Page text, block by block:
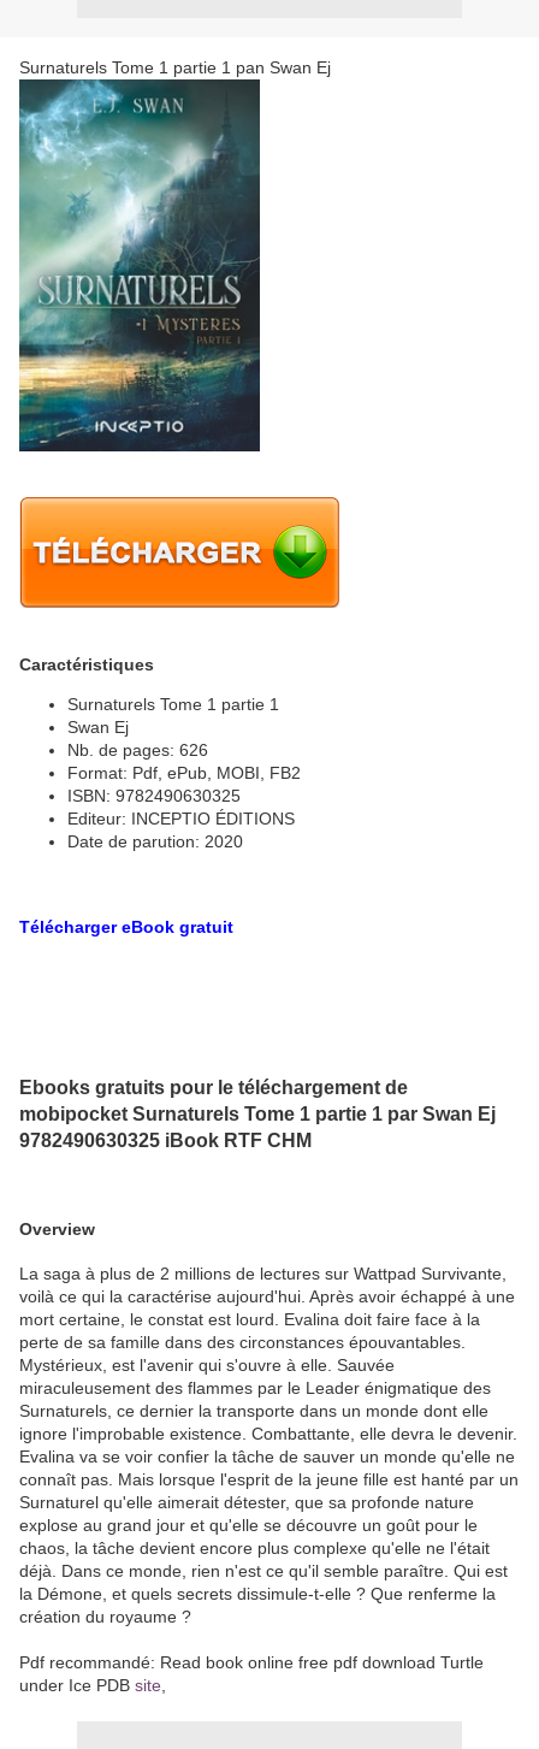
Surnaturels Tome 1 partie 1 pan Swan Ej
Caractéristiques
Surnaturels Tome 1 partie 1
Swan Ej
Nb. de pages: 626
Format: Pdf, ePub, MOBI, FB2
ISBN: 9782490630325
Editeur: INCEPTIO ÉDITIONS
Date de parution: 2020
Télécharger eBook gratuit
Ebooks gratuits pour le téléchargement de
mobipocket Surnaturels Tome 1 partie 1 par Swan Ej
9782490630325 iBook RTF CHM
Overview
La saga à plus de 2 millions de lectures sur Wattpad Survivante,
voilà ce qui la caractérise aujourd'hui. Après avoir échappé à une
mort certaine, le constat est lourd. Evalina doit faire face à la
perte de sa famille dans des circonstances épouvantables.
Mystérieux, est l'avenir qui s'ouvre à elle. Sauvée
miraculeusement des flammes par le Leader énigmatique des
Surnaturels, ce dernier la transporte dans un monde dont elle
ignore l'improbable existence. Combattante, elle devra le devenir.
Evalina va se voir confier la tâche de sauver un monde qu'elle ne
connaît pas. Mais lorsque l'esprit de la jeune fille est hanté par un
Surnaturel qu'elle aimerait détester, que sa profonde nature
explose au grand jour et qu'elle se découvre un goût pour le
chaos, la tâche devient encore plus complexe qu'elle ne l'était
déjà. Dans ce monde, rien n'est ce qu'il semble paraître. Qui est
la Démone, et quels secrets dissimule-t-elle ? Que renferme la
création du royaume ?
Pdf recommandé: Read book online free pdf download Turtle
under Ice PDB site,